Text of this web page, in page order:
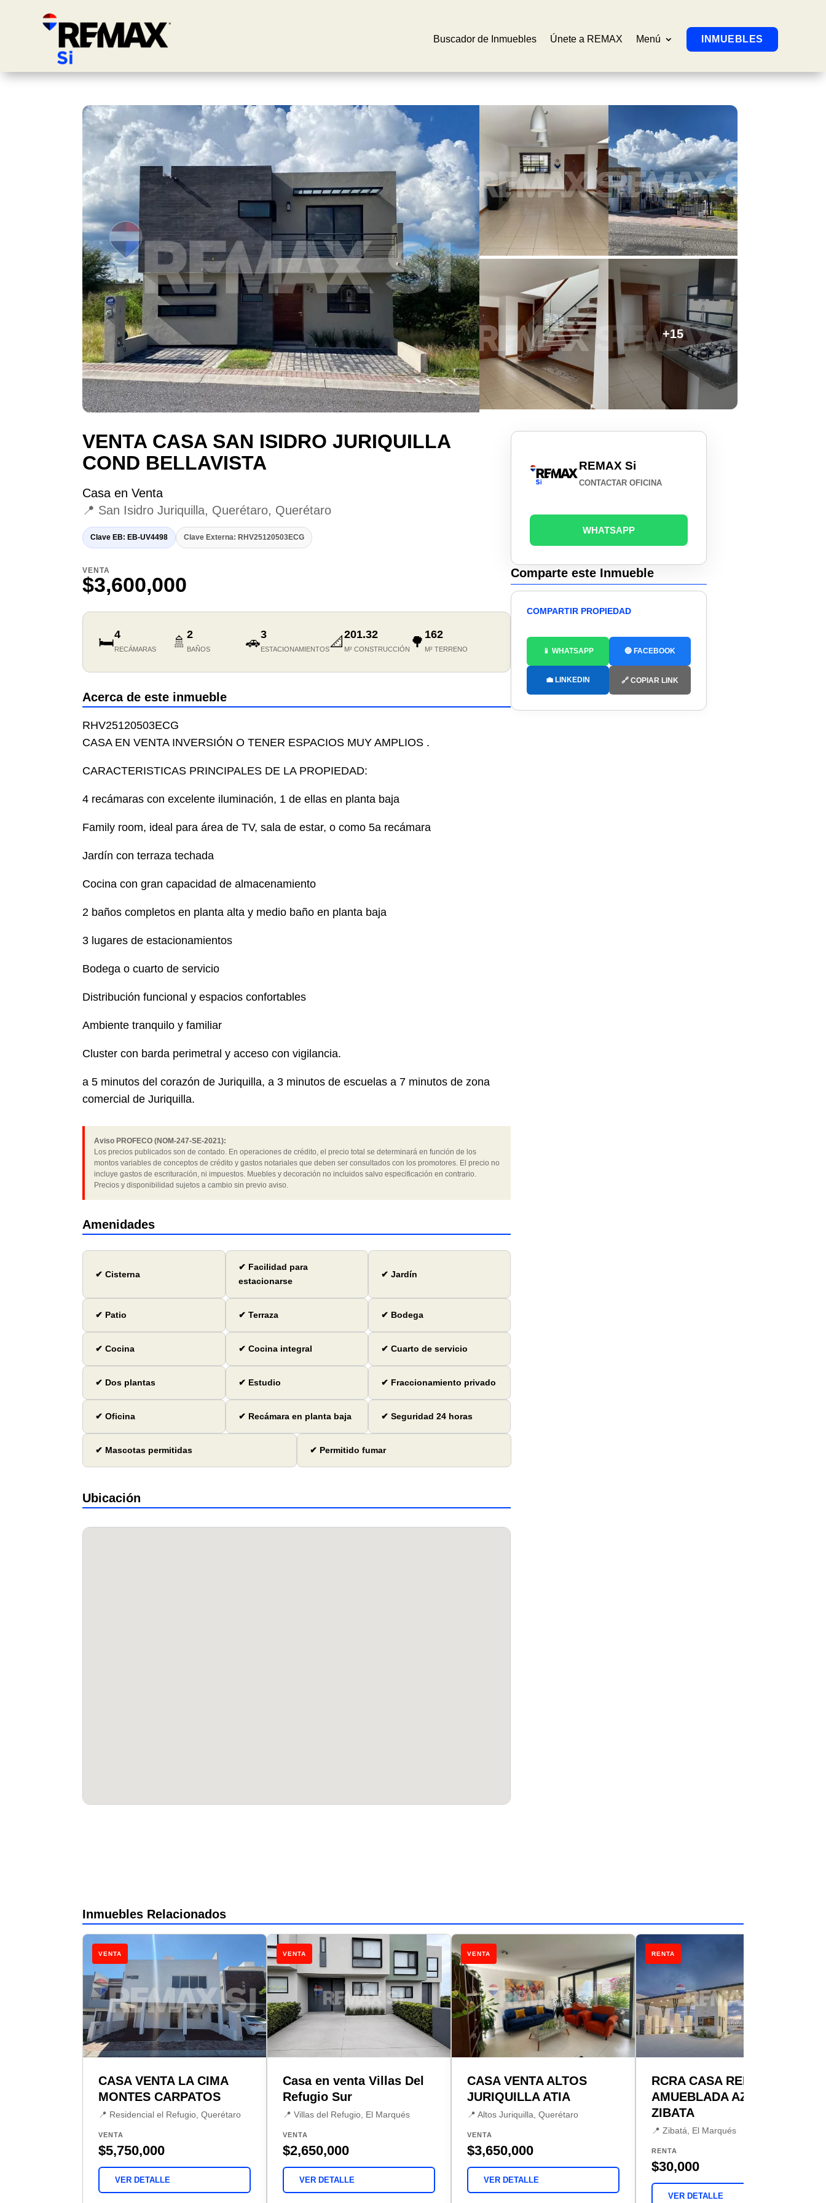
Buscador de Inmuebles Únete a REMAX Menú INMUEBLES
+15
VENTA CASA SAN ISIDRO JURIQUILLA
COND BELLAVISTA
Casa en Venta
📍 San Isidro Juriquilla, Querétaro, Querétaro
Clave EB: EB-UV4498 Clave Externa: RHV25120503ECG
VENTA
$3,600,000
🛏️4
RECÁMARAS 🚿2
BAÑOS 🚗3
ESTACIONAMIENTOS📐201.32
M² CONSTRUCCIÓN 🌳 162
M² TERRENO
Acerca de este inmueble
RHV25120503ECG
CASA EN VENTA INVERSIÓN O TENER ESPACIOS MUY AMPLIOS .
CARACTERISTICAS PRINCIPALES DE LA PROPIEDAD:
4 recámaras con excelente iluminación, 1 de ellas en planta baja
Family room, ideal para área de TV, sala de estar, o como 5a recámara
Jardín con terraza techada
Cocina con gran capacidad de almacenamiento
2 baños completos en planta alta y medio baño en planta baja
3 lugares de estacionamientos
Bodega o cuarto de servicio
Distribución funcional y espacios confortables
Ambiente tranquilo y familiar
Cluster con barda perimetral y acceso con vigilancia.
a 5 minutos del corazón de Juriquilla, a 3 minutos de escuelas a 7 minutos de zona
comercial de Juriquilla.
Aviso PROFECO (NOM-247-SE-2021):
Los precios publicados son de contado. En operaciones de crédito, el precio total se determinará en función de los
montos variables de conceptos de crédito y gastos notariales que deben ser consultados con los promotores. El precio no
incluye gastos de escrituración, ni impuestos. Muebles y decoración no incluidos salvo especificación en contrario.
Precios y disponibilidad sujetos a cambio sin previo aviso.
Amenidades
✔ Cisterna
✔ Facilidad para
estacionarse
✔ Jardín
✔ Patio ✔ Terraza ✔ Bodega
✔ Cocina ✔ Cocina integral ✔ Cuarto de servicio
✔ Dos plantas ✔ Estudio ✔ Fraccionamiento privado
✔ Oficina ✔ Recámara en planta baja ✔ Seguridad 24 horas
✔ Mascotas permitidas ✔ Permitido fumar
Ubicación
REMAX Si
CONTACTAR OFICINA
WHATSAPP
Comparte este Inmueble
COMPARTIR PROPIEDAD
📱 WHATSAPP 🔵 FACEBOOK
💼 LINKEDIN 🔗 COPIAR LINK
Inmuebles Relacionados
VENTA
CASA VENTA LA CIMA
MONTES CARPATOS
📍 Residencial el Refugio, Querétaro
VENTA
$5,750,000
VER DETALLE
VENTA
Casa en venta Villas Del
Refugio Sur
📍 Villas del Refugio, El Marqués
VENTA
$2,650,000
VER DETALLE
VENTA
CASA VENTA ALTOS
JURIQUILLA ATIA
📍 Altos Juriquilla, Querétaro
VENTA
$3,650,000
VER DETALLE
RENTA
RCRA CASA RENTA
AMUEBLADA AZHALA
ZIBATA
📍 Zibatá, El Marqués
RENTA
$30,000
VER DETALLE